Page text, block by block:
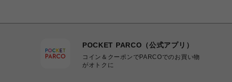
POCKET PARCO（公式アプリ）
コイン＆クーポンでPARCOでのお買い物
がオトクに